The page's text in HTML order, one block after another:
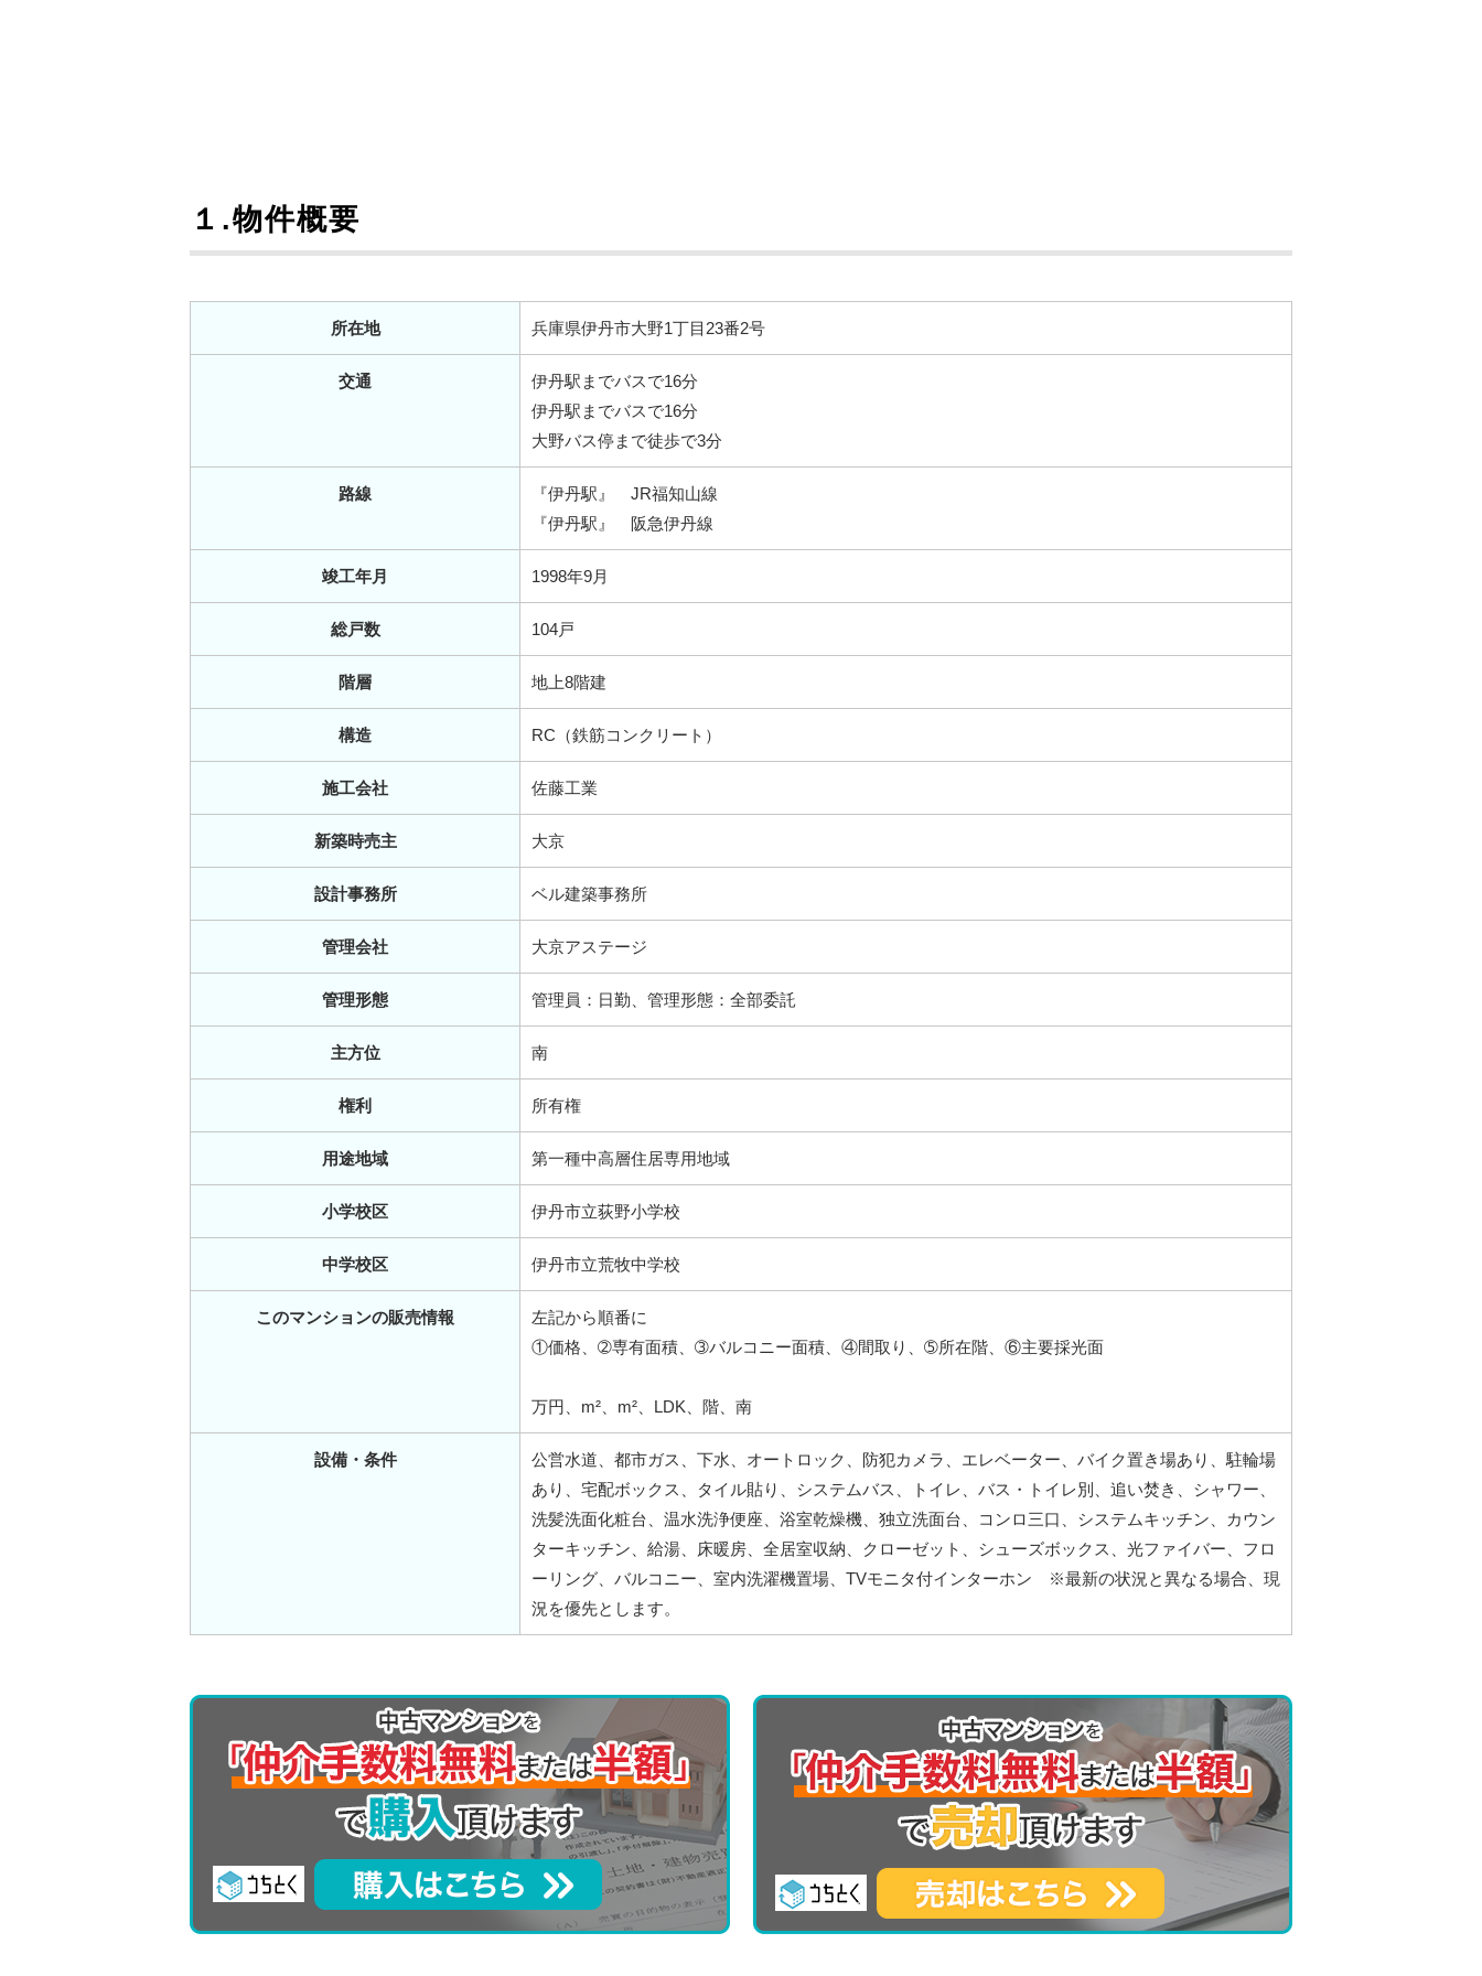
１.物件概要
所在地 兵庫県伊丹市大野1丁目23番2号
交通
伊丹駅までバスで16分
伊丹駅までバスで16分
大野バス停まで徒歩で3分
路線
『伊丹駅』 JR福知山線
『伊丹駅』 阪急伊丹線
竣工年月 1998年9月
総戸数 104戸
階層 地上8階建
構造 RC（鉄筋コンクリート）
施工会社 佐藤工業
新築時売主 大京
設計事務所 ベル建築事務所
管理会社 大京アステージ
管理形態 管理員：日勤、管理形態：全部委託
主方位 南
権利 所有権
用途地域 第一種中高層住居専用地域
小学校区 伊丹市立荻野小学校
中学校区 伊丹市立荒牧中学校
このマンションの販売情報
左記から順番に
①価格、➁専有面積、➂バルコニー面積、④間取り、➄所在階、⑥主要採光面
万円、m²、m²、LDK、階、南
設備・条件
公営水道、都市ガス、下水、オートロック、防犯カメラ、エレベーター、バイク置き場あり、駐輪場
あり、宅配ボックス、タイル貼り、システムバス、トイレ、バス・トイレ別、追い焚き、シャワー、
洗髪洗面化粧台、温水洗浄便座、浴室乾燥機、独立洗面台、コンロ三口、システムキッチン、カウン
ターキッチン、給湯、床暖房、全居室収納、クローゼット、シューズボックス、光ファイバー、フロ
ーリング、バルコニー、室内洗濯機置場、TVモニタ付インターホン ※最新の状況と異なる場合、現
況を優先とします。